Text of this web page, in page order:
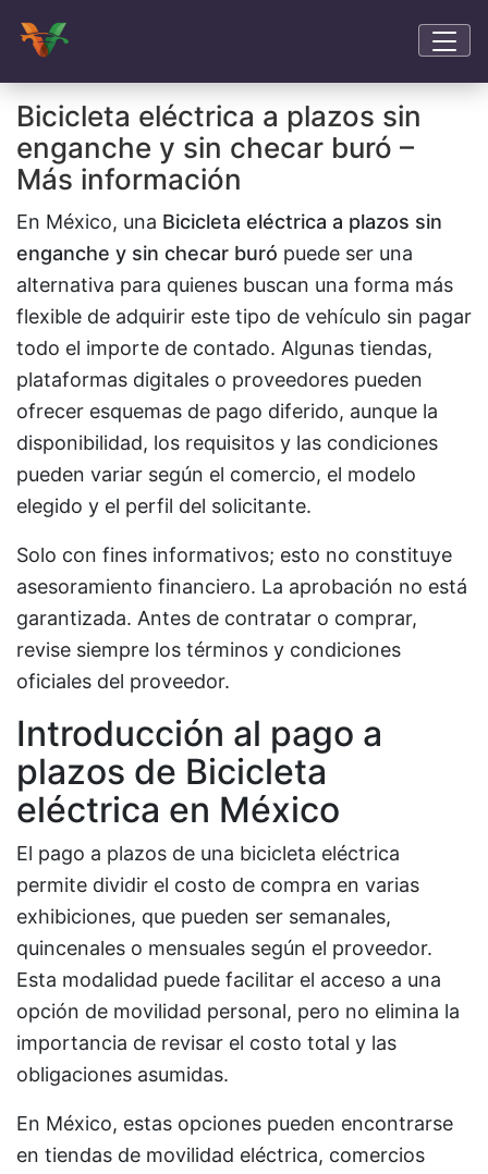
Bicicleta eléctrica a plazos sin
enganche y sin checar buró –
Más información
En México, una Bicicleta eléctrica a plazos sin
enganche y sin checar buró puede ser una
alternativa para quienes buscan una forma más
flexible de adquirir este tipo de vehículo sin pagar
todo el importe de contado. Algunas tiendas,
plataformas digitales o proveedores pueden
ofrecer esquemas de pago diferido, aunque la
disponibilidad, los requisitos y las condiciones
pueden variar según el comercio, el modelo
elegido y el perfil del solicitante.
Solo con fines informativos; esto no constituye
asesoramiento financiero. La aprobación no está
garantizada. Antes de contratar o comprar,
revise siempre los términos y condiciones
oficiales del proveedor.
Introducción al pago a
plazos de Bicicleta
eléctrica en México
El pago a plazos de una bicicleta eléctrica
permite dividir el costo de compra en varias
exhibiciones, que pueden ser semanales,
quincenales o mensuales según el proveedor.
Esta modalidad puede facilitar el acceso a una
opción de movilidad personal, pero no elimina la
importancia de revisar el costo total y las
obligaciones asumidas.
En México, estas opciones pueden encontrarse
en tiendas de movilidad eléctrica, comercios